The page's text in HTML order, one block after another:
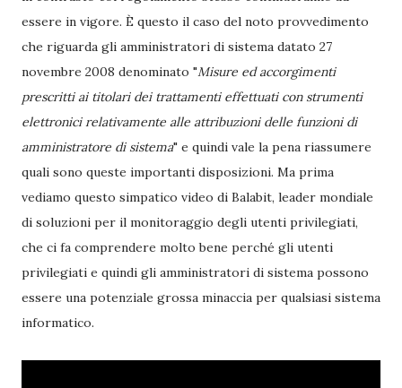
essere in vigore. È questo il caso del noto provvedimento
che riguarda gli amministratori di sistema datato 27
novembre 2008 denominato "Misure ed accorgimenti
prescritti ai titolari dei trattamenti effettuati con strumenti
elettronici relativamente alle attribuzioni delle funzioni di
amministratore di sistema" e quindi vale la pena riassumere
quali sono queste importanti disposizioni. Ma prima
vediamo questo simpatico video di Balabit, leader mondiale
di soluzioni per il monitoraggio degli utenti privilegiati,
che ci fa comprendere molto bene perché gli utenti
privilegiati e quindi gli amministratori di sistema possono
essere una potenziale grossa minaccia per qualsiasi sistema
informatico.